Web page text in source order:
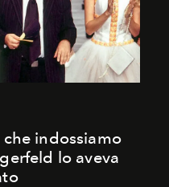
indossiamo
lo aveva